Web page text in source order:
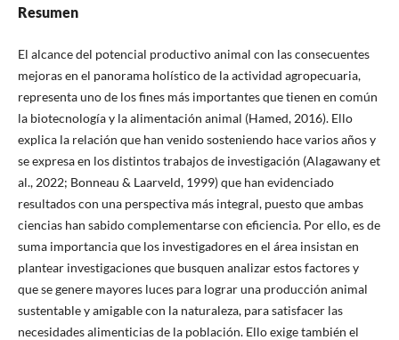
Resumen
El alcance del potencial productivo animal con las consecuentes
mejoras en el panorama holístico de la actividad agropecuaria,
representa uno de los fines más importantes que tienen en común
la biotecnología y la alimentación animal (Hamed, 2016). Ello
explica la relación que han venido sosteniendo hace varios años y
se expresa en los distintos trabajos de investigación (Alagawany et
al., 2022; Bonneau & Laarveld, 1999) que han evidenciado
resultados con una perspectiva más integral, puesto que ambas
ciencias han sabido complementarse con eficiencia. Por ello, es de
suma importancia que los investigadores en el área insistan en
plantear investigaciones que busquen analizar estos factores y
que se genere mayores luces para lograr una producción animal
sustentable y amigable con la naturaleza, para satisfacer las
necesidades alimenticias de la población. Ello exige también el